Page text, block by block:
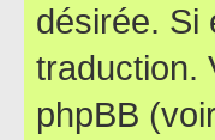
désirée. Si
traduction.
phpBB